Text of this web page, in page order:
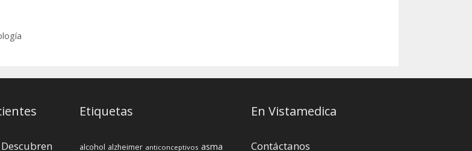
Descubren
Etiquetas
alcohol alzheimer anticonceptivos asma
En Vistamedica
Contáctanos